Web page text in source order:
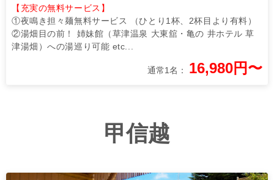
【充実の無料サービス】
①夜鳴き担々麺無料サービス （ひとり1杯、2杯目より有料）
②湯畑目の前！ 姉妹館（草津温泉 大東舘・亀の 井ホテル 草
津湯畑）への湯巡り可能 etc...
通常1名： 16,980円〜
甲信越